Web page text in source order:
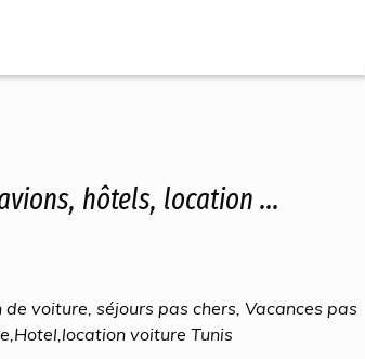
hôtels, location ...
voiture, séjours pas chers, Vacances pas
voiture Tunis